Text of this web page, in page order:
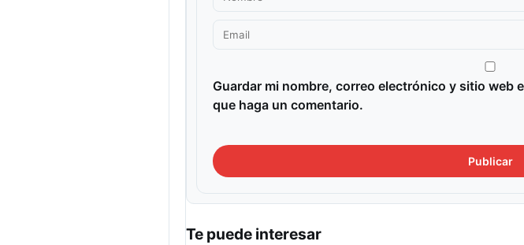
Guardar mi nombre, correo electrónico y sitio web
que haga un comentario.
Te puede interesar